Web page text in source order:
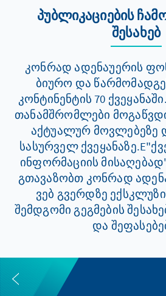
პუბლიკაციების
შესახებ
კონრად ადენაუერის
ბიურო და
კონტინენტის 70
თანამშრომლები
აქტუალურ მოვლებეზე
სასურველ
ინფორმაციის
გთავაზობთ კონრად
ვებ გვერდზე
შემდგომი გეგმების
და